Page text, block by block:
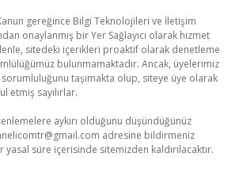
gereğince Bilgi Teknolojileri ve İletişim
onaylanmış bir Yer Sağlayıcı olarak hizmet
sitedeki içerikleri proaktif olarak denetleme
bulunmamaktadır. Ancak, üyelerimiz
sorumluluğunu taşımakta olup, siteye üye olarak
etmiş sayılırlar.
aykırı olduğunu düşündüğünüz
adresine bildirmeniz
süre içerisinde sitemizden kaldırılacaktır.